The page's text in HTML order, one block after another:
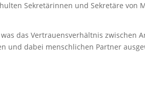
Sekretärinnen und Sekretäre von
das Vertrauensverhältnis
und dabei menschlichen Partner